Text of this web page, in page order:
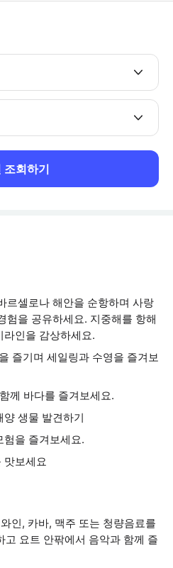
조회하기
르셀로나 해안을 순항하며 사랑
험을 공유하세요. 지중해를 항해
인을 감상하세요.
즐기며 세일링과 수영을 즐겨보
께 바다를 즐겨보세요.
생물 발견하기
험을 즐겨보세요.
맛보세요
인, 카바, 맥주 또는 청량음료를
고 요트 안팎에서 음악과 함께 즐